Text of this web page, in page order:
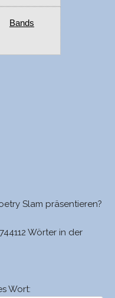
Bands
Slam präsentieren?
Wörter in der
Wort: